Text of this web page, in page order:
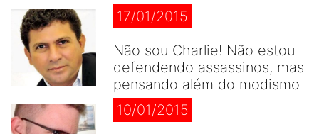
17/01/2015
Não sou Charlie! Não estou
defendendo assassinos, mas
pensando além do modismo
10/01/2015